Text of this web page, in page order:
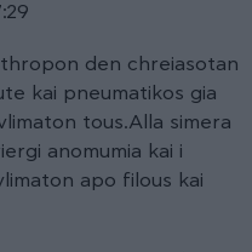
den chreiasotan
kai pneumatikos gia
tous.Alla simera
anomumia kai i
apo filous kai